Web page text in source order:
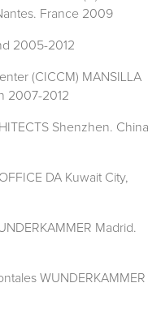
France 2009
2005-2012
(CICCM) MANSILLA
2007-2012
Shenzhen. China
DA Kuwait City,
Madrid.
WUNDERKAMMER